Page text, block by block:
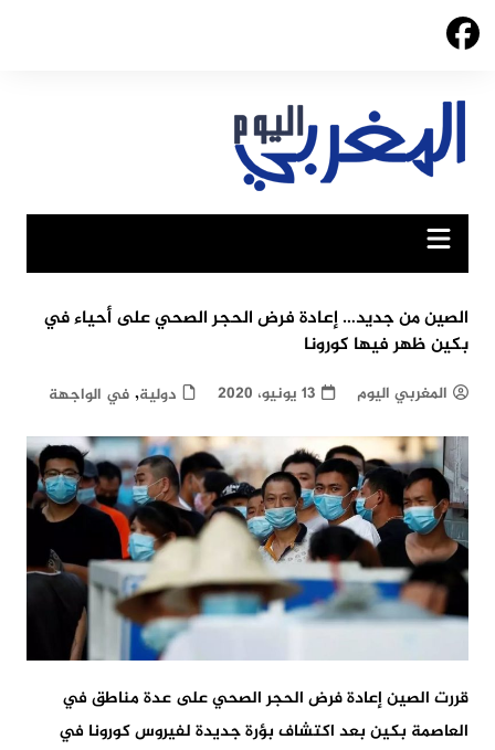
Skip
الصين من جديد… إعادة فرض الحجر الصحي على أحياء في
بكين ظهر فيها كورونا
المغربي اليوم 13 يونيو، 2020 دولية, في الواجهة
قررت الصين إعادة فرض الحجر الصحي على عدة مناطق في
العاصمة بكين بعد اكتشاف بؤرة جديدة لفيروس كورونا في